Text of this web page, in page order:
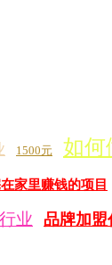
1500元 如何
家里赚钱的项目
业 品牌加